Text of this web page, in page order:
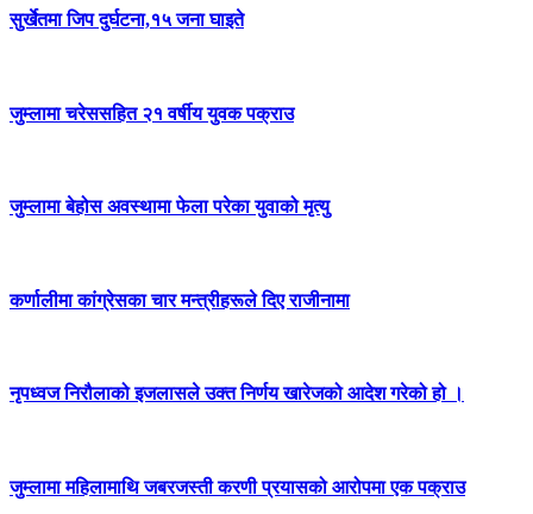
सुर्खेतमा जिप दुर्घटना,१५ जना घाइते
जुम्लामा चरेससहित २१ वर्षीय युवक पक्राउ
जुम्लामा बेहोस अवस्थामा फेला परेका युवाको मृत्यु
कर्णालीमा कांग्रेसका चार मन्त्रीहरूले दिए राजीनामा
नृपध्वज निरौलाको इजलासले उक्त निर्णय खारेजको आदेश गरेको हो ।
जुम्लामा महिलामाथि जबरजस्ती करणी प्रयासको आरोपमा एक पक्राउ